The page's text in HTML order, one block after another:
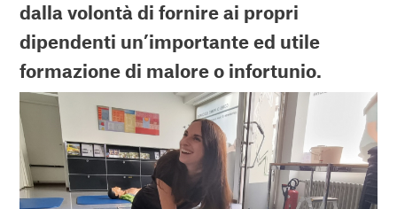
dalla volontà di fornire ai propri
dipendenti un’importante ed utile
formazione di malore o infortunio.